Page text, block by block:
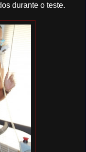
durante o teste.